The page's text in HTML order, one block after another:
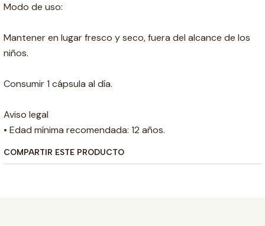
Modo de uso:
Mantener en lugar fresco y seco, fuera del alcance de los
niños.
Consumir 1 cápsula al día.
Aviso legal
• Edad mínima recomendada: 12 años.
COMPARTIR ESTE PRODUCTO